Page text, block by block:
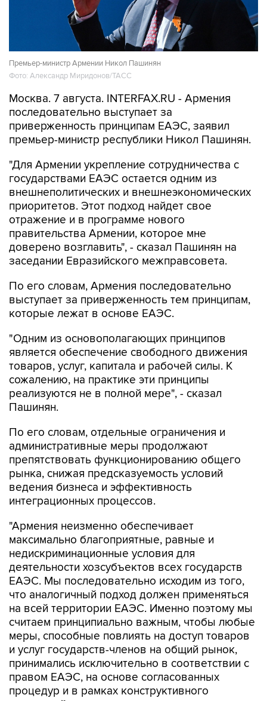
Премьер-министр Армении Никол Пашинян
Фото: Александр Миридонов/ТАСС
Москва. 7 августа. INTERFAX.RU - Армения
приверженность принципам ЕАЭС, заявил
премьер-министр республики Никол Пашинян.
"Для Армении укрепление сотрудничества с
внешнеполитических и внешнеэкономических
приоритетов. Этот подход найдет свое
отражение и в программе нового
правительства Армении, которое мне
доверено возглавить", - сказал Пашинян на
заседании Евразийского межправсовета.
По его словам, Армения последовательно
которые лежат в основе ЕАЭС.
"Одним из основополагающих принципов
товаров, услуг, капитала и рабочей силы. К
сожалению, на практике эти принципы
реализуются не в полной мере", - сказал
Пашинян.
По его словам, отдельные ограничения и
препятствовать функционированию общего
рынка, снижая предсказуемость условий
ведения бизнеса и эффективность
интеграционных процессов.
"Армения неизменно обеспечивает
недискриминационные условия для
деятельности хозсубъектов всех государств
ЕАЭС. Мы последовательно исходим из того,
что аналогичный подход должен применяться
на всей территории ЕАЭС. Именно поэтому мы
считаем принципиально важным, чтобы любые
меры, способные повлиять на доступ товаров
и услуг государств-членов на общий рынок,
принимались исключительно в соответствии с
правом ЕАЭС, на основе согласованных
процедур и в рамках конструктивного
взаимодействия между компетентными
органами", - заявил премьер Армении.